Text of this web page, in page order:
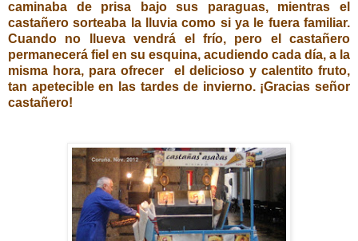
caminaba de prisa bajo sus paraguas, mientras el
castañero sorteaba la lluvia como si ya le fuera familiar.
Cuando no llueva vendrá el frío, pero el castañero
permanecerá fiel en su esquina, acudiendo cada día, a la
misma hora, para ofrecer el delicioso y calentito fruto,
tan apetecible en las tardes de invierno. ¡Gracias señor
castañero!